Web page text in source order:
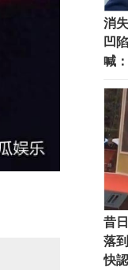
消
凹
喊
昔
落
快